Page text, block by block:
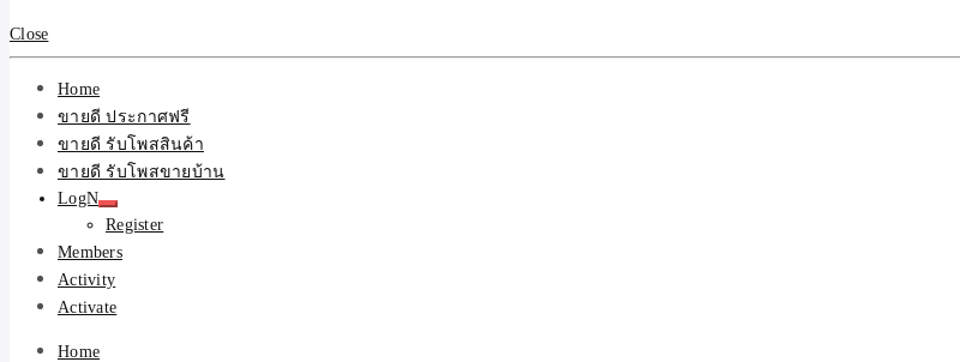
Close
Home
ขายดี ประกาศฟรี
ขายดี รับโพสสินค้า
ขายดี รับโพสขายบ้าน
LogN
Register
Members
Activity
Activate
Home